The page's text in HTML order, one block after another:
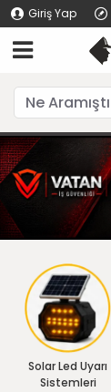
Giriş Yap
Solar Led Uyarı
Sistemleri